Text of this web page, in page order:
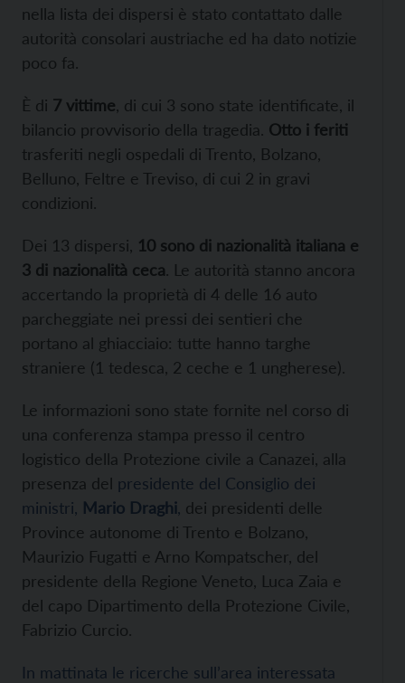
nella lista dei dispersi è stato contattato dalle
autorità consolari austriache ed ha dato notizie
poco fa.
È di 7 vittime , di cui 3 sono state identificate, il
bilancio provvisorio della tragedia. Otto i feriti
trasferiti negli ospedali di Trento, Bolzano,
Belluno, Feltre e Treviso, di cui 2 in gravi
condizioni.
Dei 13 dispersi, 10 sono di nazionalità italiana e
3 di nazionalità ceca. Le autorità stanno ancora
accertando la proprietà di 4 delle 16 auto
parcheggiate nei pressi dei sentieri che
portano al ghiacciaio: tutte hanno targhe
straniere (1 tedesca, 2 ceche e 1 ungherese).
Le informazioni sono state fornite nel corso di
una conferenza stampa presso il centro
logistico della Protezione civile a Canazei, alla
presenza del presidente del Consiglio dei
ministri, Mario Draghi, dei presidenti delle
Province autonome di Trento e Bolzano,
Maurizio Fugatti e Arno Kompatscher, del
presidente della Regione Veneto, Luca Zaia e
del capo Dipartimento della Protezione Civile,
Fabrizio Curcio.
In mattinata le ricerche sull’area interessata